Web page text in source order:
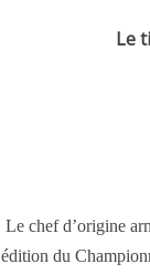
Le
Le chef d’origine
édition du